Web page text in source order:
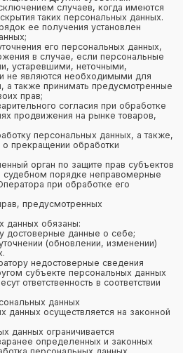
данные, которые
персональных данных
Не допускается
данных
их обработки.
обеспечивается
по отношению к целям
принимает
их принятие по удалению
данных.
осуществляется в форме,
персональных данных,
обработки персональных
данных не установлен
стороной которого,
по которому является
персональные
по достижении целей
в достижении этих
федеральным законом.
отправки
информационных
от 27.07.2006 N 149-
накопление, хранение,
персональных данных
данных
осуществляется с согласия
его персональных